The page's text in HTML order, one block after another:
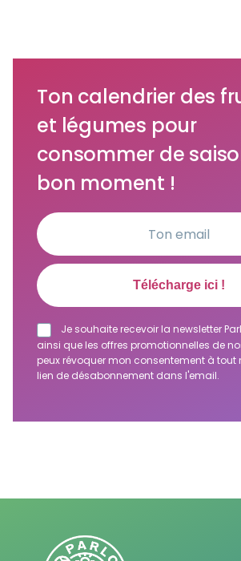
Ton calendrier des
et légumes pour
consommer de
bon moment !
Je souhaite recevoir la newsletter
ainsi que les offres promotionnelles de
peux révoquer mon consentement à tout
lien de désabonnement dans l'email.